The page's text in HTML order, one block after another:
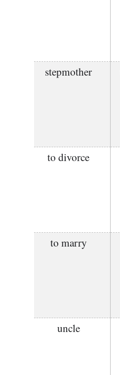
stepmother
to divorce
to marry
uncle